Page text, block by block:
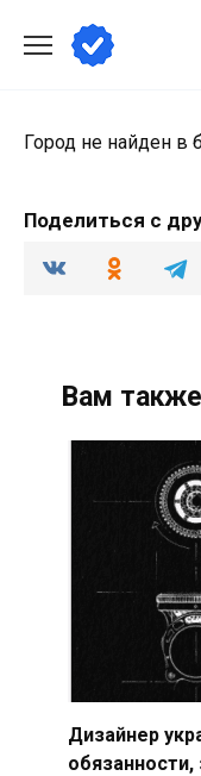
содержанию
Город не найден в
Поделиться с
Вам
Дизайнер
обязанности,